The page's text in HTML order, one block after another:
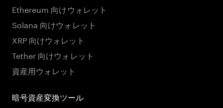
Ethereum 向けウォレット
Solana 向けウォレット
XRP 向けウォレット
Tether 向けウォレット
資産用ウォレット
暗号資産変換ツール